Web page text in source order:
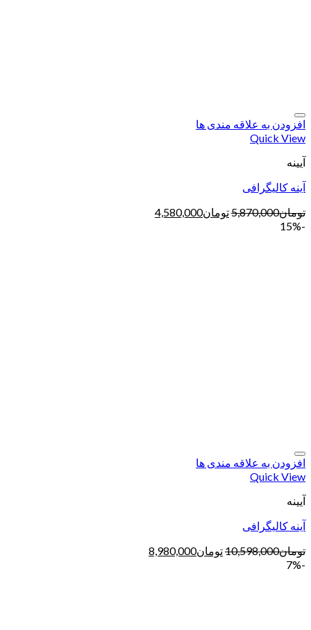
افزودن به علاقه مندی ها
Quick View
آیینه
آینه کالیگرافی
تومان5,870,000تومان4,580,000
-15%
افزودن به علاقه مندی ها
Quick View
آیینه
آینه کالیگرافی
تومان10,598,000تومان8,980,000
-7%